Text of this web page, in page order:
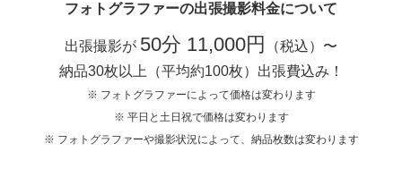
フォトグラファーの出張撮影料金について
出張撮影が 50分 11,000円
（税込）〜
納品30枚以上（平均約100枚）出張費込み！
※ フォトグラファーによって価格は変わります
※ 平日と土日祝で価格は変わります
※ フォトグラファーや撮影状況によって、納品枚数は変わります